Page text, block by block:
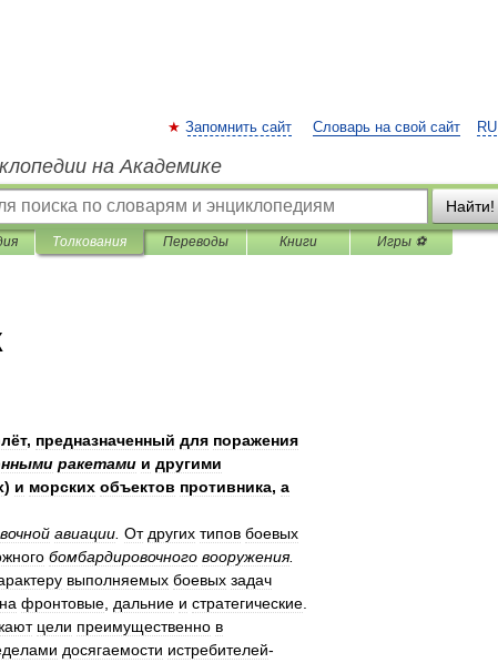
RU
Запомнить сайт Словарь на свой сайт
на Академике
Найти!
Толкования Переводы Книги Игры ⚽
, предназначенный для поражения
ракетами и другими
) и морских объектов противника, а
авиации От других типов боевых
бомбардировочного вооружения.
выполняемых боевых задач
на фронтовые дальние и стратегические
цели преимущественно в
досягаемости истребителей-